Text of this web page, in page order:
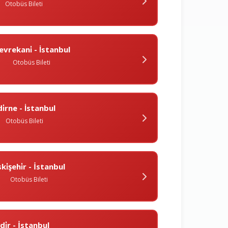
Otobüs Bileti
- İstanbul
Otobüs Bileti
- İstanbul
Otobüs Bileti
- İstanbul
Otobüs Bileti
- İstanbul